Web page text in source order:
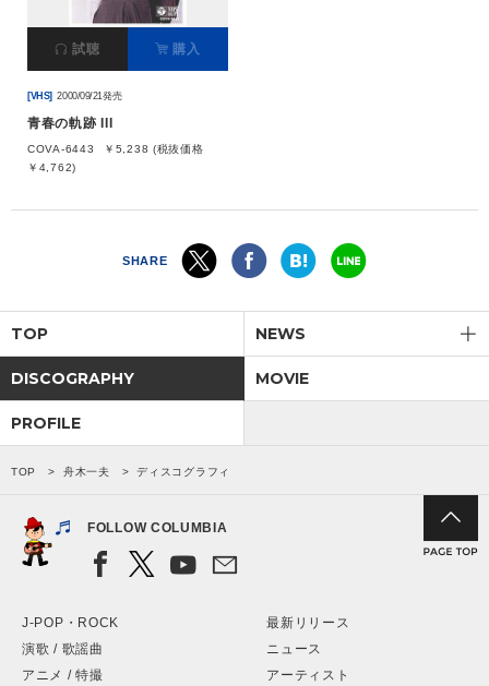
試聴 購入
[VHS] 2000/09/21発売
青春の軌跡 III
COVA-6443
￥5,238 (税抜価格
￥4,762)
SHARE
TOP NEWS
DISCOGRAPHY MOVIE
PROFILE
TOP 舟木一夫 ディスコグラフィ
FOLLOW COLUMBIA
J-POP・ROCK
演歌 / 歌謡曲
アニメ / 特撮
最新リリース
ニュース
アーティスト